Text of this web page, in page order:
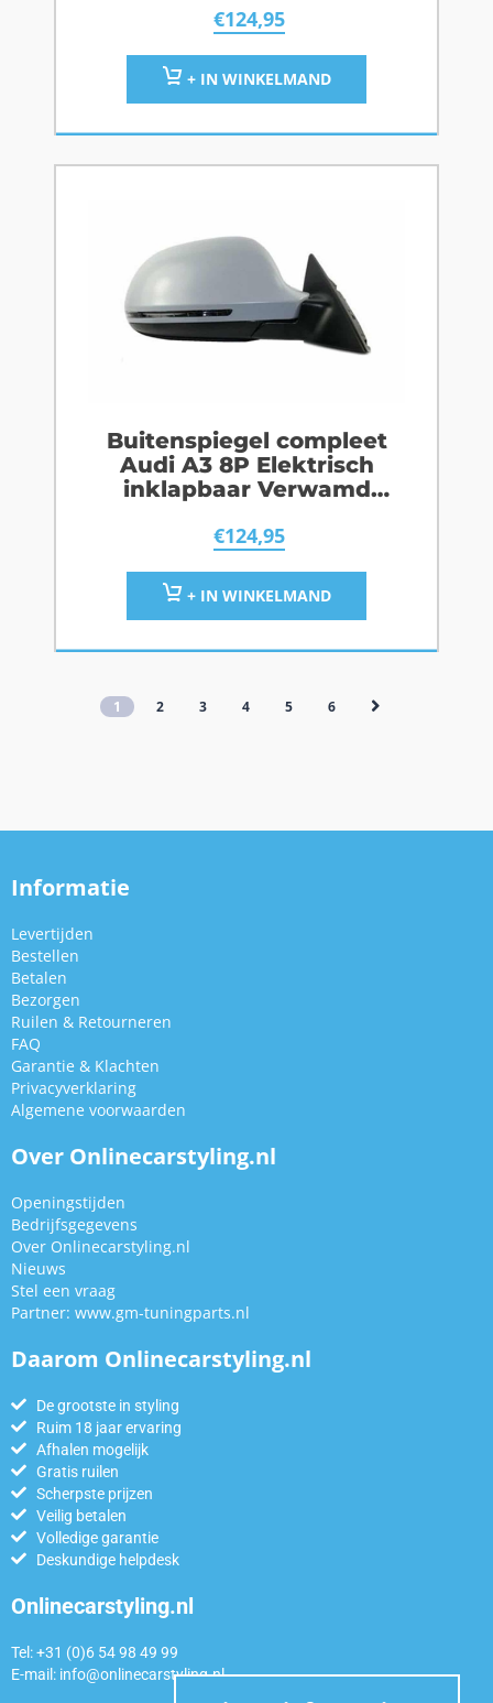
€124,95
+ IN WINKELMAND
Buitenspiegel compleet
Audi A3 8P Elektrisch
inklapbaar Verwamd
€124,95
+ IN WINKELMAND
1 2 3 4 5 6
Informatie
Levertijden
Bestellen
Betalen
Bezorgen
Ruilen & Retourneren
FAQ
Garantie & Klachten
Privacyverklaring
Algemene voorwaarden
Over Onlinecarstyling.nl
Openingstijden
Bedrijfsgegevens
Over Onlinecarstyling.nl
Nieuws
Stel een vraag
Partner: www.gm-tuningparts.nl
Daarom Onlinecarstyling.nl
De grootste in styling
Ruim 18 jaar ervaring
Afhalen mogelijk
Gratis ruilen
Scherpste prijzen
Veilig betalen
Volledige garantie
Deskundige helpdesk
Onlinecarstyling.nl
Tel: +31 (0)6 54 98 49 99
E-mail: info@onlinecarstyling.nl